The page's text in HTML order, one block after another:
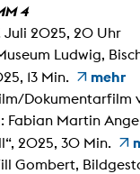
4
Juli 2025, 20 Uhr
Ludwig,
13 Min.
mehr
Dokumentarfilm
Fabian Martin
2025, 30 Min.
Gombert,